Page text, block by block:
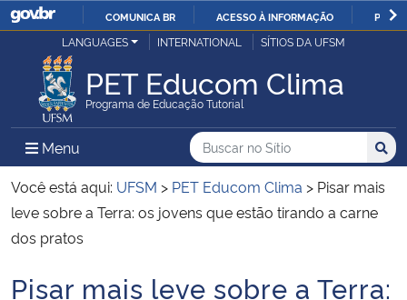
IR
O
COMUNICA BR ACESSO À INFORMAÇÃO
Ministério da Justiça e Segurança Pública
Ministério da Defesa
Ministério das Relações Exteriores
Ministério da Economia
Ministério da Infraestrutura
LANGUAGES INTERNATIONAL SÍTIOS DA UFSM
PET Educom Clima
Programa de Educação Tutorial
Menu Menu Principal do Sítio
Busca
Buscar no no Sítio
Busca:
Você está aqui: UFSM > PET Educom Clima > Pisar mais
leve sobre a Terra: os jovens que estão tirando a carne
dos pratos
Início do conteúdo
Pisar mais leve sobre a Terra: